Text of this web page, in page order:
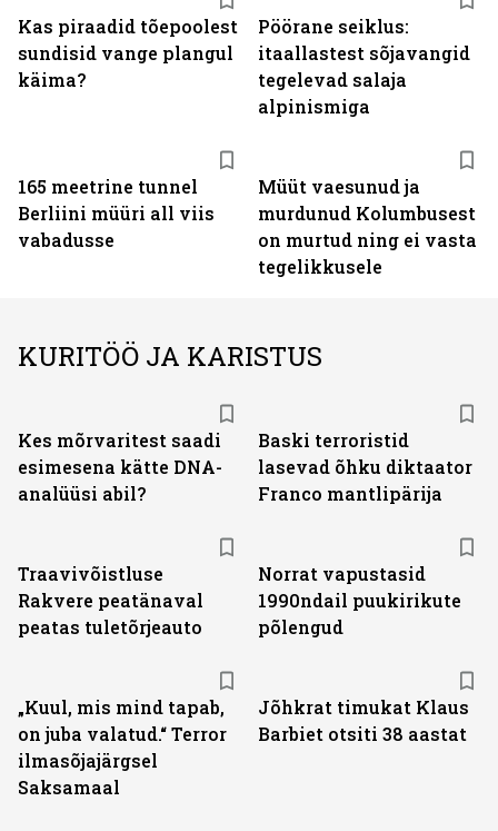
Kas piraadid tõepoolest
sundisid vange plangul
käima?
Pöörane seiklus:
itaallastest sõjavangid
tegelevad salaja
alpinismiga
165 meetrine tunnel
Berliini müüri all viis
vabadusse
Müüt vaesunud ja
murdunud Kolumbusest
on murtud ning ei vasta
tegelikkusele
KURITÖÖ JA KARISTUS
Kes mõrvaritest saadi
esimesena kätte DNA-
analüüsi abil?
Baski terroristid
lasevad õhku diktaator
Franco mantlipärija
Traavivõistluse
Rakvere peatänaval
peatas tuletõrjeauto
Norrat vapustasid
1990ndail puukirikute
põlengud
„Kuul, mis mind tapab,
on juba valatud.“ Terror
ilmasõjajärgsel
Saksamaal
Jõhkrat timukat Klaus
Barbiet otsiti 38 aastat